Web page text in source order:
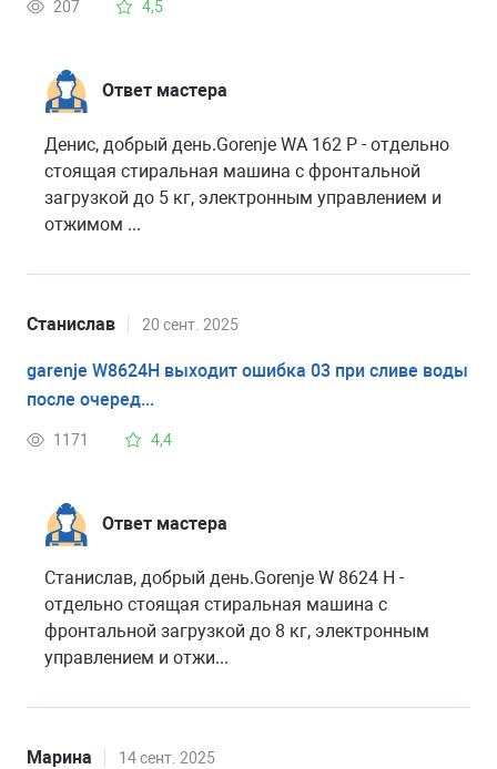
207 4,5
Ответ мастера
Денис, добрый день.Gorenje WA 162 P - отдельно
стоящая стиральная машина с фронтальной
загрузкой до 5 кг, электронным управлением и
отжимом ...
Станислав 20 сент. 2025
garenje W8624H выходит ошибка 03 при сливе воды
после очеред...
1171 4,4
Ответ мастера
Станислав, добрый день.Gorenje W 8624 H -
отдельно стоящая стиральная машина с
фронтальной загрузкой до 8 кг, электронным
управлением и отжи...
Марина 14 сент. 2025